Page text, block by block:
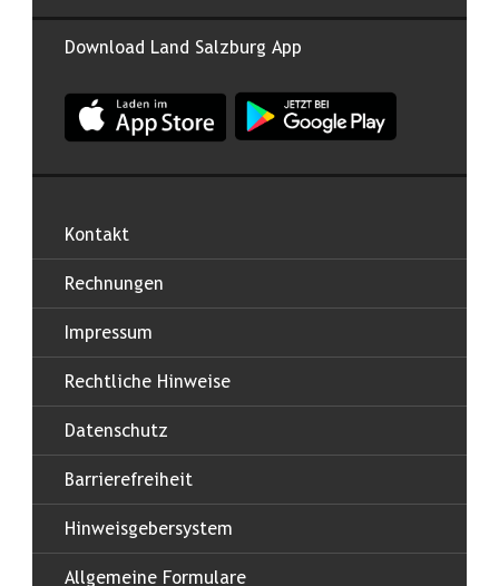
Download Land Salzburg App
App Land Salzburg im Apple App Store
App Land Salzburg im
Kontakt
Rechnungen
Impressum
Rechtliche Hinweise
Datenschutz
Barrierefreiheit
Hinweisgebersystem
Allgemeine Formulare